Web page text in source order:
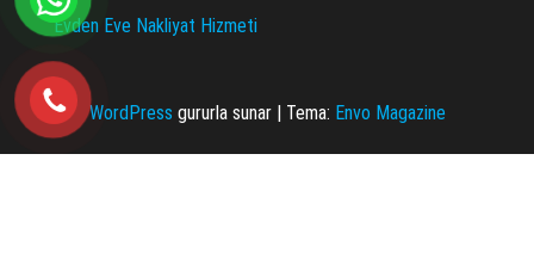
Evden Eve Nakliyat Hizmeti
WordPress gururla sunar | Tema: Envo Magazine